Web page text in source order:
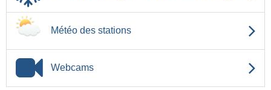
Météo des stations
Webcams